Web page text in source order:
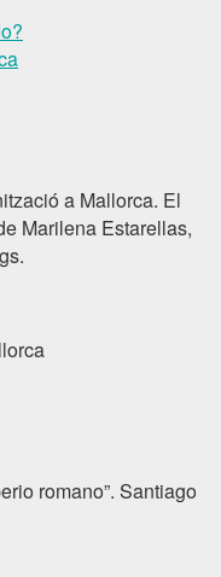
a Mallorca. El
Marilena Estarellas,
romano”. Santiago